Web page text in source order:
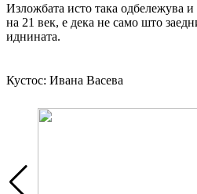
Изложбата исто така одбележува
на 21 век, е дека не само што
иднината.
Кустос: Ивана Васева